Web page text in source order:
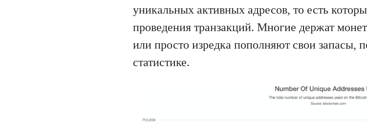
уникальных активных адресов, то есть
проведения транзакций. Многие держат
или просто изредка пополняют свои запасы,
статистике.